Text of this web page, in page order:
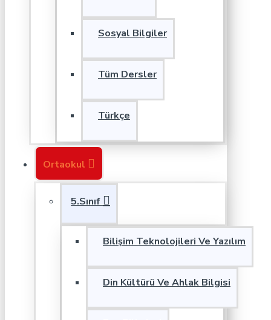
Sosyal Bilgiler
Tüm Dersler
Türkçe
Ortaokul
5.Sınıf
Bilişim Teknolojileri Ve Yazılım
Din Kültürü Ve Ahlak Bilgisi